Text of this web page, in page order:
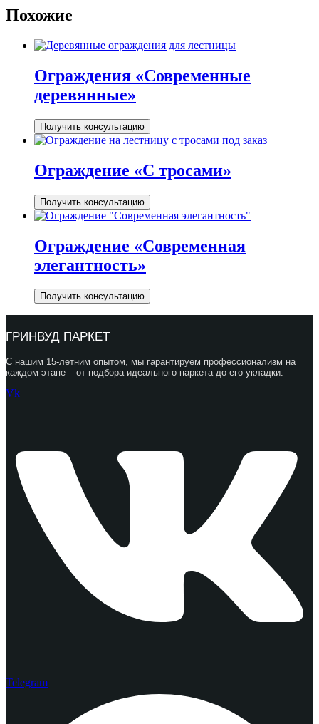
Похожие
Ограждения «Современные
деревянные»
Получить консультацию
Ограждение «С тросами»
Получить консультацию
Ограждение «Современная
элегантность»
Получить консультацию
ГРИНВУД ПАРКЕТ
С нашим 15-летним опытом, мы гарантируем профессионализм на
каждом этапе – от подбора идеального паркета до его укладки.
Vk
Telegram